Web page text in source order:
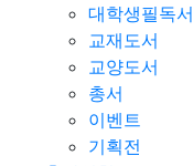
대학생필독서
교재도서
교양도서
총서
이벤트
기획전